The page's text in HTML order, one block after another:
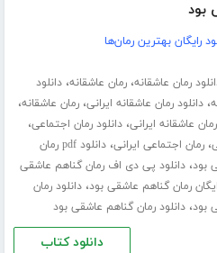
بود
رایگان بهترین رمان‌ها
رمان عاشقانه،رمان عاشقانه،دانلود
،دانلود رمان عاشقانه ایرانی،رمان عاشقانه،
رمان عاشقانه ایرانی،دانلود رمان اجتماعی،
،رمان اجتماعی ایرانی،
دانلود pdf رمان
بود،دانلود پی دی اف رمان گناهم عاشقی
رمان گناهم عاشقی بود،دانلود رمان
بود،دانلود رمان گناهم عاشقی بود
دانلود کتاب